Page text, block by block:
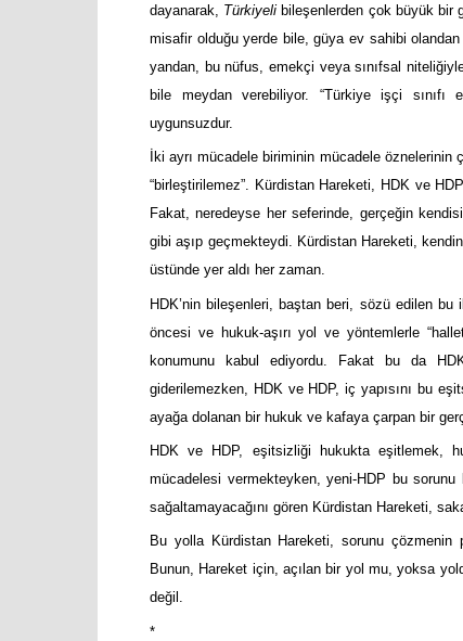
dayanarak, Türkiyeli bileşenlerden çok büyük bir
misafir olduğu yerde bile, güya ev sahibi
yandan, bu nüfus, emekçi veya sınıfsal
bile meydan verebiliyor. “Türkiye işçi sınıfı
uygunsuzdur.
İki ayrı mücadele biriminin mücadele
“birleştirilemez”. Kürdistan Hareketi, HDK ve
Fakat, neredeyse her seferinde, gerçeğin
gibi aşıp geçmekteydi. Kürdistan Hareketi,
üstünde yer aldı her zaman.
HDK’nin bileşenleri, baştan beri, sözü edilen bu
öncesi ve hukuk-aşırı yol ve yöntemlerle
konumunu kabul ediyordu. Fakat bu da
giderilemezken, HDK ve HDP, iç yapısını bu
ayağa dolanan bir hukuk ve kafaya çarpan bir
HDK ve HDP, eşitsizliği hukukta eşitlemek,
mücadelesi vermekteyken, yeni-HDP bu sorunu
sağaltamayacağını gören Kürdistan Hareketi,
Bu yolla Kürdistan Hareketi, sorunu çözmenin
Bunun, Hareket için, açılan bir yol mu, yoksa
değil.
*